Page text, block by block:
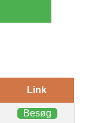
Link
Besøg